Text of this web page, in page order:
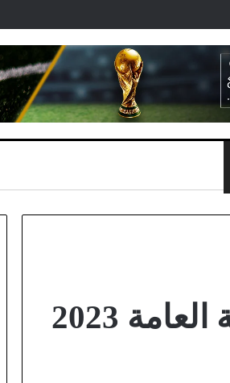
أسئلة جريدة الجمهورية للثانوية العامة 2023